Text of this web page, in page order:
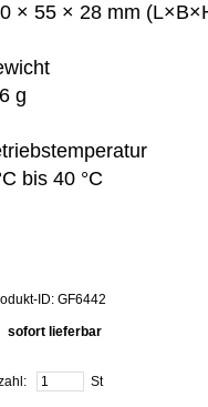
× 55 × 28 mm
g
bis 40 °C
ID: GF6442
sofort lieferbar
St